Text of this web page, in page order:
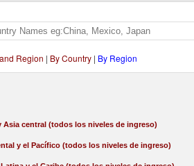
Region | By Country | By Region
Asia central (todos los niveles de ingreso)
y el Pacífico (todos los niveles de ingreso)